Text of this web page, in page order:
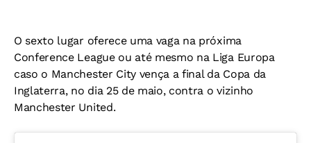
O sexto lugar oferece uma vaga na próxima
Conference League ou até mesmo na Liga Europa
caso o Manchester City vença a final da Copa da
Inglaterra, no dia 25 de maio, contra o vizinho
Manchester United.